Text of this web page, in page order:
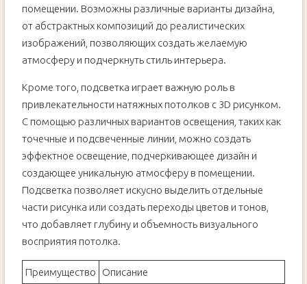
помещении. Возможны различные варианты дизайна,
от абстрактных композиций до реалистических
изображений, позволяющих создать желаемую
атмосферу и подчеркнуть стиль интерьера.
Кроме того, подсветка играет важную роль в
привлекательности натяжных потолков с 3D рисунком.
С помощью различных вариантов освещения, таких как
точечные и подсвеченные линии, можно создать
эффектное освещение, подчеркивающее дизайн и
создающее уникальную атмосферу в помещении.
Подсветка позволяет искусно выделить отдельные
части рисунка или создать переходы цветов и тонов,
что добавляет глубину и объемность визуального
восприятия потолка.
Преимущество Описание